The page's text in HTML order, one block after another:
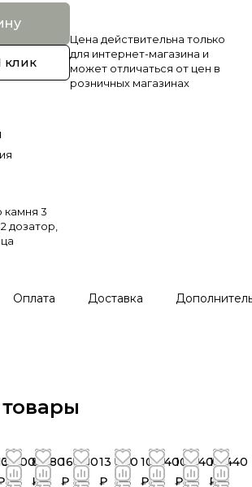
клик
камня 3
дозатор,
Цена действительна только
для интернет-магазина и
может отличаться от цен в
розничных магазинах
Оплата Доставка
8008 880
₽
16 560
₽
13 800
₽
10 440
₽
10 440
₽
10 440
₽